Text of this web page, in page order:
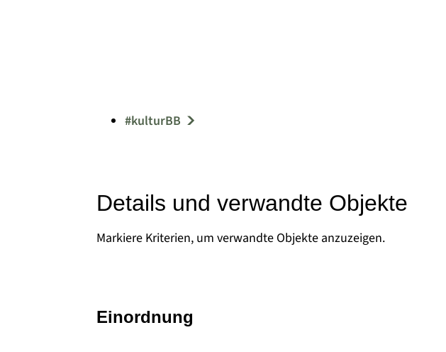
#kulturBB
Details und verwandte Objekte
Markiere Kriterien, um verwandte Objekte anzuzeigen.
Einordnung